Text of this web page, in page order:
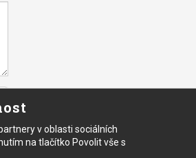
v oblasti sociálních
na tlačítko Povolit vše s